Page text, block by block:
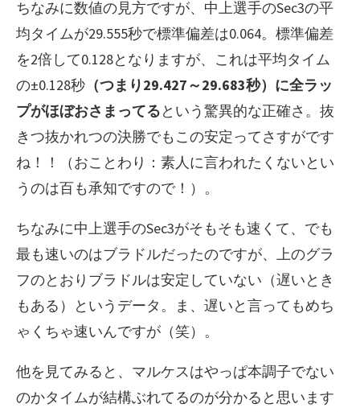
ちなみに数値の見方ですが、中上選手のSec3の平
均タイムが29.555秒で標準偏差は0.064。標準偏差
を2倍して0.128となりますが、これは平均タイム
の±0.128秒 （つまり29.427～29.683秒）に全ラッ
プがほぼおさまってるという驚異的な正確さ。抜
きつ抜かれつの決勝でもこの安定ってさすがです
ね！！（おことわり：素人に言われたくないとい
うのは百も承知ですので！）。
ちなみに中上選手のSec3がそもそも速くて、でも
最も速いのはブラドルだったのですが、上のグラ
フのとおりブラドルは安定していない（遅いとき
もある）というデータ。ま、遅いと言ってもめち
ゃくちゃ速いんですが（笑）。
他を見てみると、マルケスはやっぱ本調子でない
のかタイムが結構ぶれてるのが分かると思います